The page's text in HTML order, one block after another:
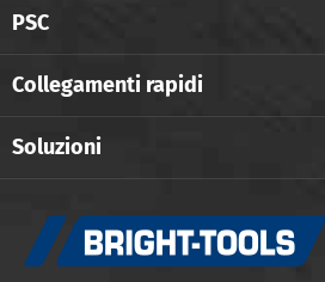
PSC
Collegamenti rapidi
Soluzioni